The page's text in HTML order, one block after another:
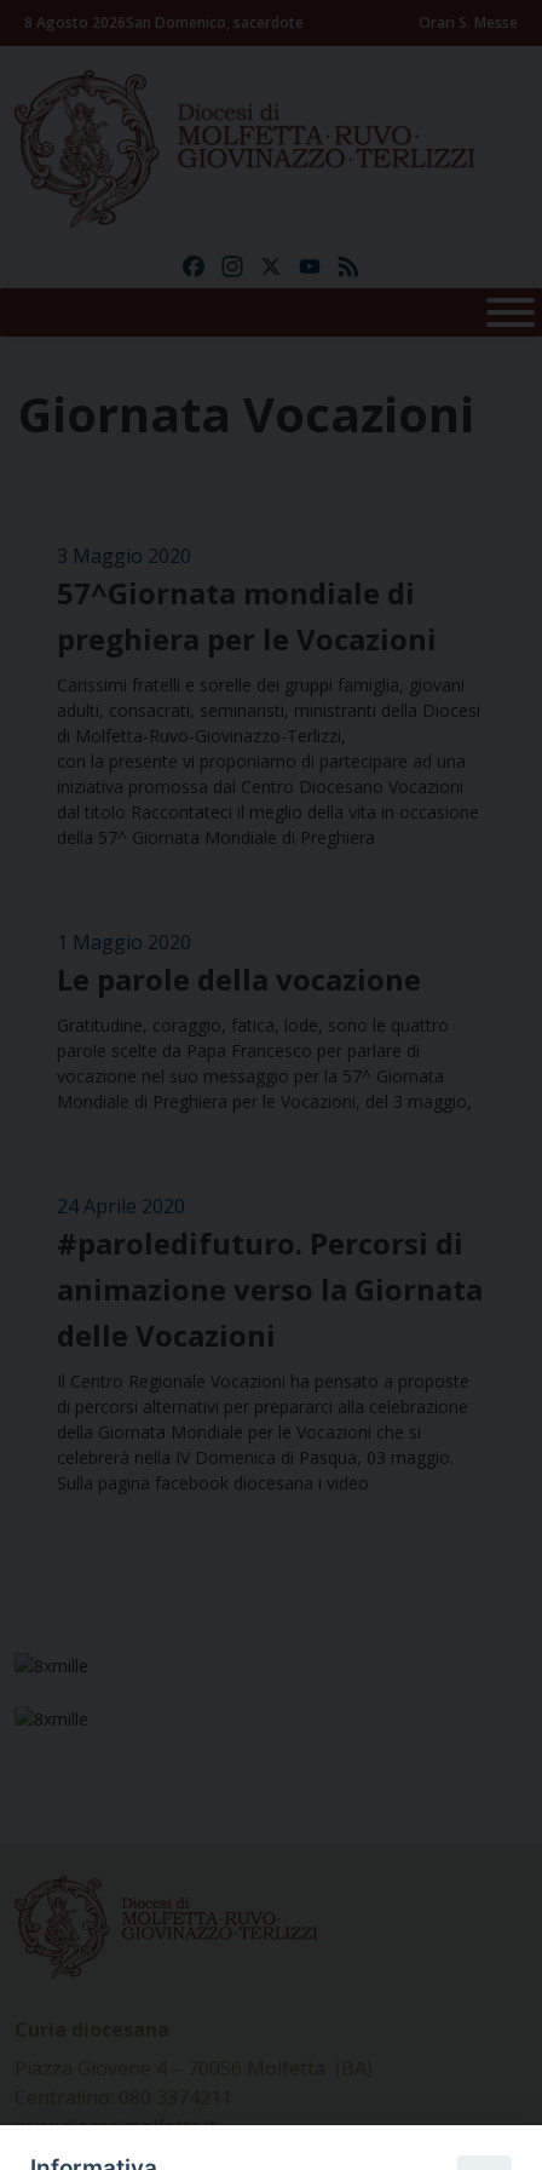
Skip8 Agosto 2026San Domenico, sacerdote Orari S. Messe
FacebookInstagramYouTube
Giornata Vocazioni
3 Maggio 2020
57^Giornata mondiale di
preghiera per le Vocazioni
Carissimi fratelli e sorelle dei gruppi famiglia, giovani
adulti, consacrati, seminaristi, ministranti della Diocesi
di Molfetta-Ruvo-Giovinazzo-Terlizzi,
con la presente vi proponiamo di partecipare ad una
iniziativa promossa dal Centro Diocesano Vocazioni
dal titolo Raccontateci il meglio della vita in occasione
della 57^ Giornata Mondiale di Preghiera
1 Maggio 2020
Le parole della vocazione
Gratitudine, coraggio, fatica, lode, sono le quattro
parole scelte da Papa Francesco per parlare di
vocazione nel suo messaggio per la 57^ Giornata
Mondiale di Preghiera per le Vocazioni, del 3 maggio,
24 Aprile 2020
#paroledifuturo. Percorsi di
animazione verso la Giornata
delle Vocazioni
Il Centro Regionale Vocazioni ha pensato a proposte
di percorsi alternativi per prepararci alla celebrazione
della Giornata Mondiale per le Vocazioni che si
celebrerà nella IV Domenica di Pasqua, 03 maggio.
Sulla pagina facebook diocesana i video
www.diocesimolfetta.it –
diocesimolfetta@pec.chiesacattolica.it